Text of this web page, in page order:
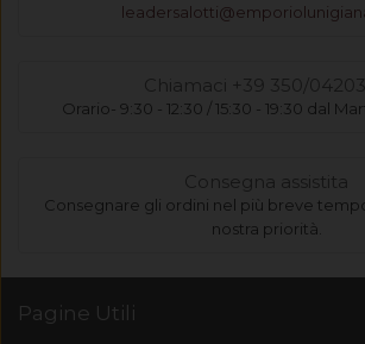
Chiamaci +39 350/
Orario- 9:30 - 12:30 / 15:30 - 19:30 dal
Consegna assistita
Consegnare gli ordini nel più breve
nostra priorità.
Pagine Utili